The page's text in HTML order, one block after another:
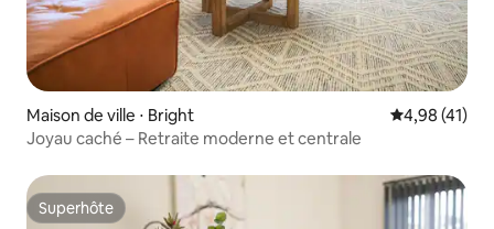
Maison de ville ⋅ Bright Évaluation
4,98 (41)
Joyau caché – Retraite moderne et centrale
Superhôte
Superhôte